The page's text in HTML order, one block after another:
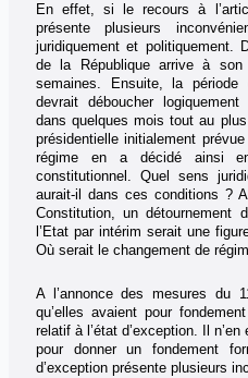
En effet, si le recours à
présente plusieurs
juridiquement et politiquement.
de la République arrive à
semaines. Ensuite, la période
devrait déboucher
dans quelques mois tout au
présidentielle initialement
régime en a décidé ainsi
constitutionnel. Quel sens
aurait-il dans ces conditions ?
Constitution, un détournement
l’Etat par intérim serait une
Où serait le changement de
A l’annonce des mesures du
qu’elles avaient pour
relatif à l’état d’exception. Il
pour donner un fondement
d’exception présente plusieurs